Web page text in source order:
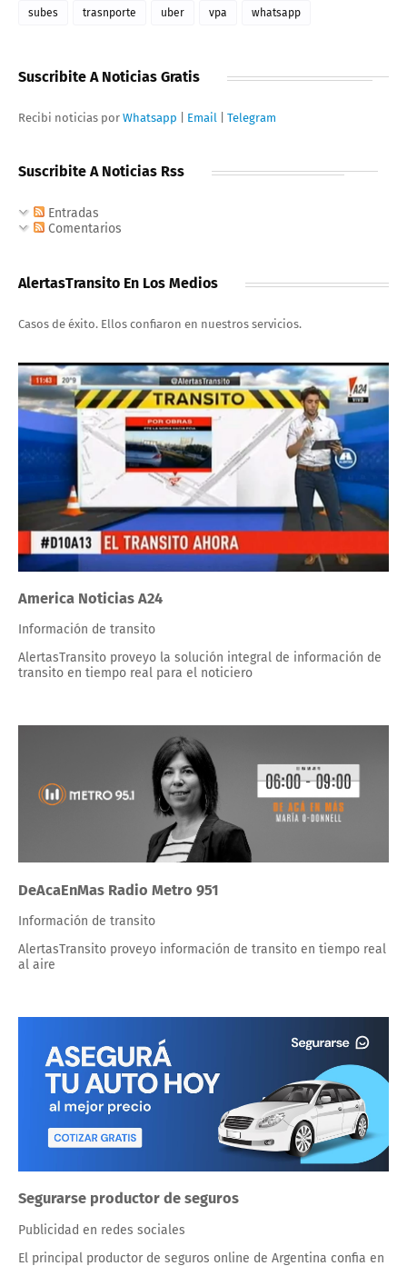
subes trasnporte uber vpa whatsapp
Suscribite A Noticias Gratis
Recibi noticias por Whatsapp Email Telegram
Suscribite A Noticias Rss
Entradas
Comentarios
AlertasTransito En Los Medios
Casos de éxito. Ellos confiaron en nuestros servicios.
America Noticias A24
Información de transito
AlertasTransito proveyo la solución integral de información de
transito en tiempo real para el noticiero
DeAcaEnMas Radio Metro 951
Información de transito
AlertasTransito proveyo información de transito en tiempo real
al aire
Segurarse productor de seguros
Publicidad en redes sociales
El principal productor de seguros online de Argentina confia en